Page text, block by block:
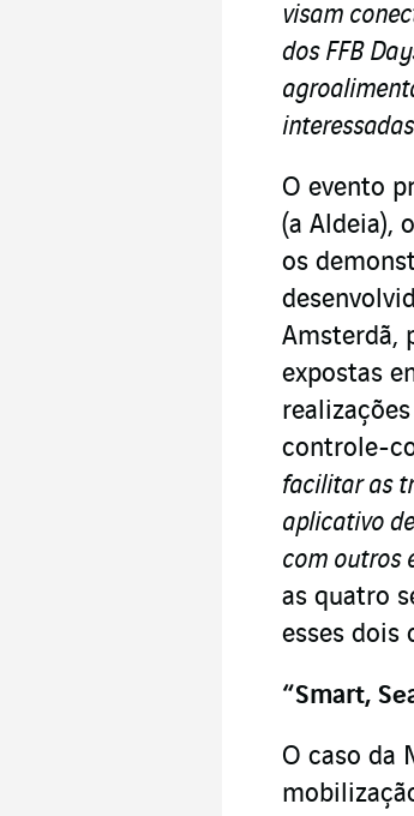
visam
dos FFB
O evento
(a Aldeia),
os
Amsterdã,
expostas
controle-
facilitar as
aplicativo
com outros
as quatro
esses dois
“Smart,
O caso da